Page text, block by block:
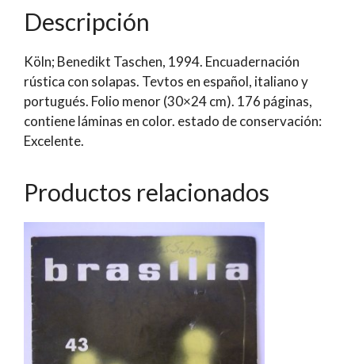
Descripción
Köln; Benedikt Taschen, 1994. Encuadernación
rústica con solapas. Tevtos en español, italiano y
portugués. Folio menor (30×24 cm). 176 páginas,
contiene láminas en color. estado de conservación:
Excelente.
Productos relacionados